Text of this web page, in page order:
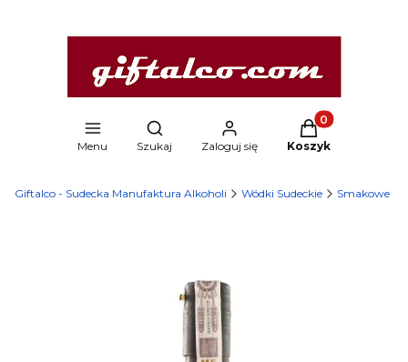
Menu
Otwórz wyszukiwarkę
Szukaj Zaloguj się
Produkty w
Koszyk
Giftalco - Sudecka Manufaktura Alkoholi Wódki Sudeckie Smakowe